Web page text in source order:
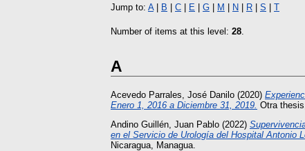
Jump to: A| B | C | E | G | M | N | R | S | T
Number of items at this level: 28
A
Acevedo Parrales, José Danilo (2020)
Enero 1, 2016 a Diciembre 31, 2019. Otra
Andino Guillén, Juan Pablo (2022)
en el Servicio de Urología del Hospital Antonio
Nicaragua, Managua.